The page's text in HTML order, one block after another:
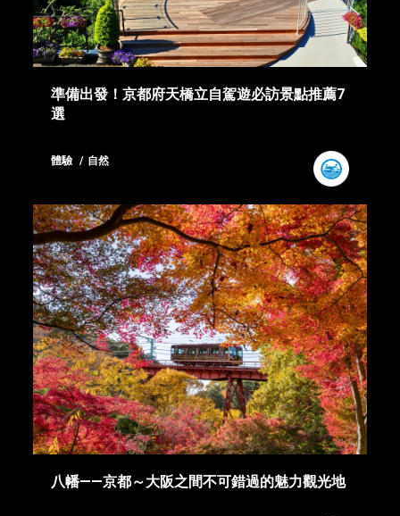
準備出發！京都府天橋立自駕遊必訪景點推薦7
選
體驗 自然
八幡――京都～大阪之間不可錯過的魅力觀光地